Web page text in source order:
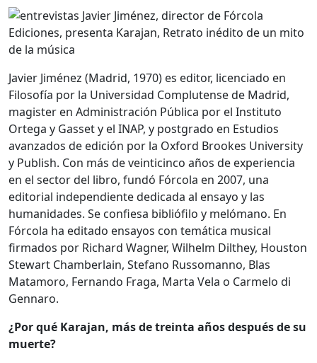
Javier Jiménez (Madrid, 1970) es editor, licenciado en
Filosofía por la Universidad Complutense de Madrid,
magister en Administración Pública por el Instituto
Ortega y Gasset y el INAP, y postgrado en Estudios
avanzados de edición por la Oxford Brookes University
y Publish. Con más de veinticinco años de experiencia
en el sector del libro, fundó Fórcola en 2007, una
editorial independiente dedicada al ensayo y las
humanidades. Se confiesa bibliófilo y melómano. En
Fórcola ha editado ensayos con temática musical
firmados por Richard Wagner, Wilhelm Dilthey, Houston
Stewart Chamberlain, Stefano Russomanno, Blas
Matamoro, Fernando Fraga, Marta Vela o Carmelo di
Gennaro.
¿Por qué Karajan, más de treinta años después de su
muerte?